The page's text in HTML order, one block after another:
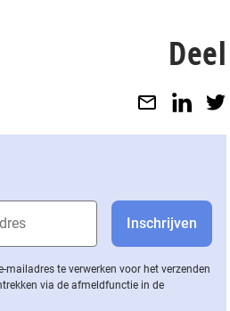
Deel
te verwerken voor het verzenden
via de af­meld­func­tie in de